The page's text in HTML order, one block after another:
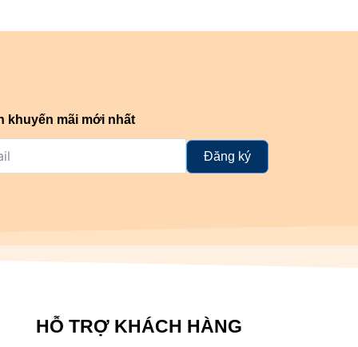
khuyến mãi mới nhất
Đăng ký
HỖ TRỢ KHÁCH HÀNG